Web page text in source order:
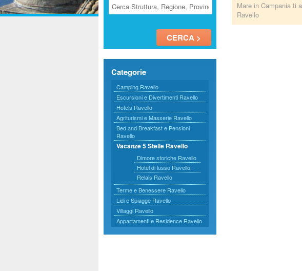
Categorie
Camping Ravello
Escursioni e Divertimenti Ravello
Hotels Ravello
Agriturismi e Masserie Ravello
Bed and Breakfast e Pensioni
Ravello
Vacanze 5 Stelle Ravello
Dimore storiche Ravello
Hotel di lusso Ravello
Relais Ravello
Terme e Benessere Ravello
Lidi e Spiagge Ravello
Villaggi Ravello
Appartamenti e Residence Ravello
Mare in Campania ti
Ravello